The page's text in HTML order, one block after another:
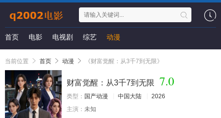
首页 电影 电视剧 综艺 动漫
当前位置 首页 动漫 《财富觉醒：从3千7到无限》
财富觉醒：从3千7到无限 7.0
类型： 国产动漫 中国大陆
2026
主演： 未知